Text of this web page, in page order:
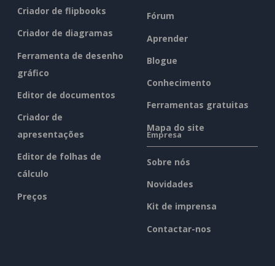
Criador de flipbooks
Criador de diagramas
Ferramenta de desenho
gráfico
Editor de documentos
Criador de
apresentações
Editor de folhas de
cálculo
Preços
Fórum
Aprender
Blogue
Conhecimento
Ferramentas gratuitas
Mapa do site
Empresa
Sobre nós
Novidades
Kit de imprensa
Contactar-nos